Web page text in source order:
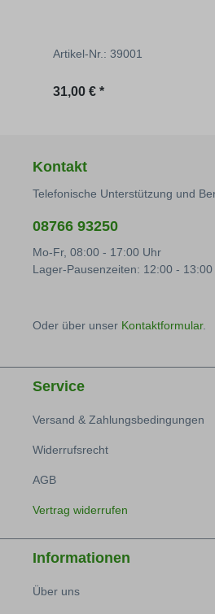
Artikel-Nr.: 39001
Regulärer Preis:
31,00 € *
Kontakt
Telefonische Unterstützung und
08766 93250
Mo-Fr, 08:00 - 17:00 Uhr
Lager-Pausenzeiten: 12:00 - 13:00
Oder über unser Kontaktformular.
Service
Versand & Zahlungsbedingungen
Widerrufsrecht
AGB
Vertrag widerrufen
Informationen
Über uns